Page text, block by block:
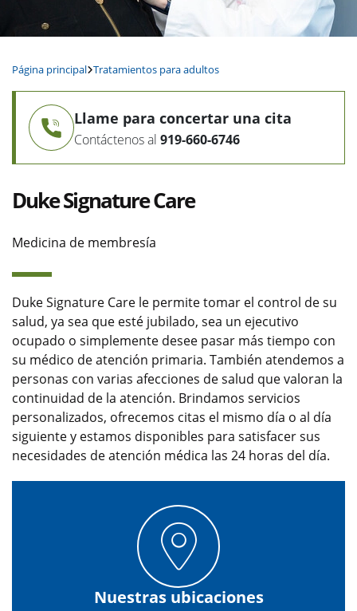
Página principal Tratamientos para adultos
Llame para concertar una cita
Contáctenos al 919-660-6746
Duke Signature Care
Medicina de membresía
Duke Signature Care le permite tomar el control de su
salud, ya sea que esté jubilado, sea un ejecutivo
ocupado o simplemente desee pasar más tiempo con
su médico de atención primaria. También atendemos a
personas con varias afecciones de salud que valoran la
continuidad de la atención. Brindamos servicios
personalizados, ofrecemos citas el mismo día o al día
siguiente y estamos disponibles para satisfacer sus
necesidades de atención médica las 24 horas del día.
Nuestras ubicaciones